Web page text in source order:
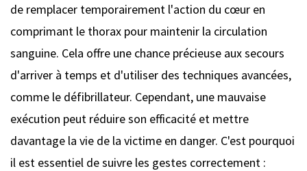
de remplacer temporairement l'action du cœur en
comprimant le thorax pour maintenir la circulation
sanguine. Cela offre une chance précieuse aux secours
d'arriver à temps et d'utiliser des techniques avancées,
comme le défibrillateur. Cependant, une mauvaise
exécution peut réduire son efficacité et mettre
davantage la vie de la victime en danger. C'est pourquoi
il est essentiel de suivre les gestes correctement :